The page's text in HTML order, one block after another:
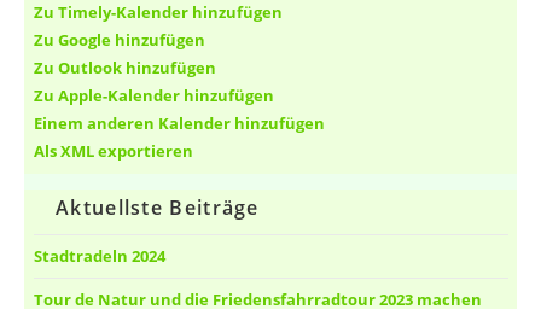
Zu Timely-Kalender hinzufügen
Zu Google hinzufügen
Zu Outlook hinzufügen
Zu Apple-Kalender hinzufügen
Einem anderen Kalender hinzufügen
Als XML exportieren
Aktuellste Beiträge
Stadtradeln 2024
Tour de Natur und die Friedensfahrradtour 2023 machen